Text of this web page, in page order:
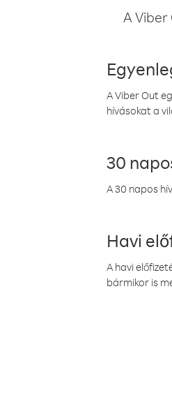
A Viber
A Viber Out
hívásokat a
30
A 30 napos
Havi
A havi
bármikor is